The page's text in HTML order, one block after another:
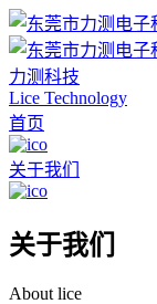
力测科技
Lice Technology
首页
关于我们
关于我们
About lice